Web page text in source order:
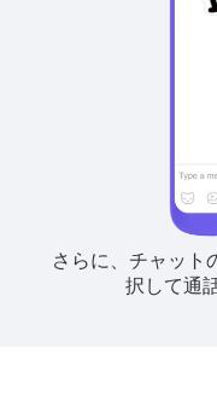
さらに、チャット
択して通